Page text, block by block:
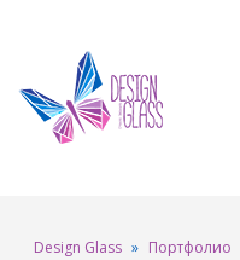
Design Glass » Портфолио